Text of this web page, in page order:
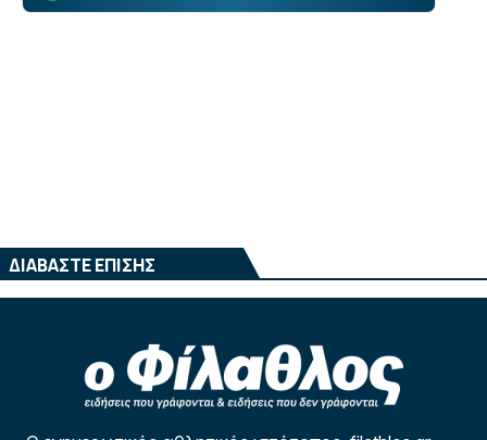
ΔΙΑΒΑΣΤΕ ΕΠΙΣΗΣ